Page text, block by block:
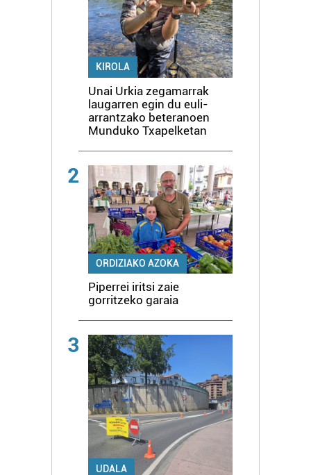
KIROLA
Unai Urkia zegamarrak
laugarren egin du euli-
arrantzako beteranoen
Munduko Txapelketan
2
ORDIZIAKO AZOKA
Piperrei iritsi zaie
gorritzeko garaia
3
UDALA